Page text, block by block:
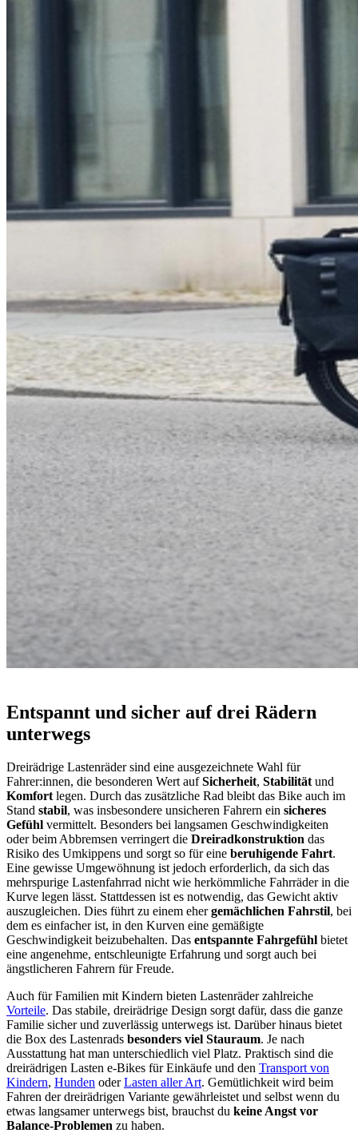
Entspannt und sicher auf drei Rädern
unterwegs
Dreirädrige Lastenräder sind eine ausgezeichnete Wahl für
Fahrer:innen, die besonderen Wert aufSicherheit, Stabilitätund
Komfortlegen. Durch das zusätzliche Rad bleibt das Bike auch im
Stand stabil, was insbesondere unsicheren Fahrern ein sicheres
Gefühl vermittelt. Besonders bei langsamen Geschwindigkeiten
oder beim Abbremsen verringert die Dreiradkonstruktion das
Risiko des Umkippens und sorgt so für eine beruhigende Fahrt.
Eine gewisse Umgewöhnung ist jedoch erforderlich, da sich das
mehrspurige Lastenfahrrad nicht wie herkömmliche Fahrräder in die
Kurve legen lässt. Stattdessen ist es notwendig, das Gewicht aktiv
auszugleichen. Dies führt zu einem ehergemächlichen Fahrstil, bei
dem es einfacher ist, in den Kurven eine gemäßigte
Geschwindigkeit beizubehalten. Das entspannte Fahrgefühl bietet
eine angenehme, entschleunigte Erfahrung und sorgt auch bei
ängstlicheren Fahrern für Freude.
Auch für Familien mit Kindern bieten Lastenräder zahlreiche
Vorteile. Das stabile, dreirädrige Design sorgt dafür, dass die ganze
Familie sicher und zuverlässig unterwegs ist. Darüber hinaus bietet
die Box des Lastenrads besonders viel Stauraum. Je nach
Ausstattung hat man unterschiedlich viel Platz. Praktisch sind die
dreirädrigen Lasten e-Bikes für Einkäufe und den Transport von
Kindern, Hunden oderLasten aller Art. Gemütlichkeit wird beim
Fahren der dreirädrigen Variante gewährleistet und selbst wenn du
etwas langsamer unterwegs bist, brauchst du keine Angst vor
Balance-Problemen zu haben.